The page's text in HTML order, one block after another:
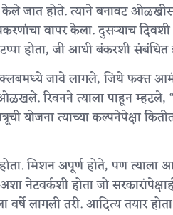
केले जात होते. त्याने बनावट
वापर केला. दुसऱ्याच
होता, जी आधी बंकरशी संबंधित
क्लबमध्ये जावे लागले, जिथे
रिवनने त्याला पाहून
योजना त्याच्या कल्पनेपेक्षा
मिशन अपूर्ण होते, पण
नेटवर्कशी होता जो
वर्षे लागली तरी. आदित्य तयार